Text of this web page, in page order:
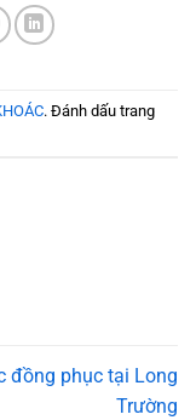
. Đánh dấu trang
đồng phục tại Long
Trường